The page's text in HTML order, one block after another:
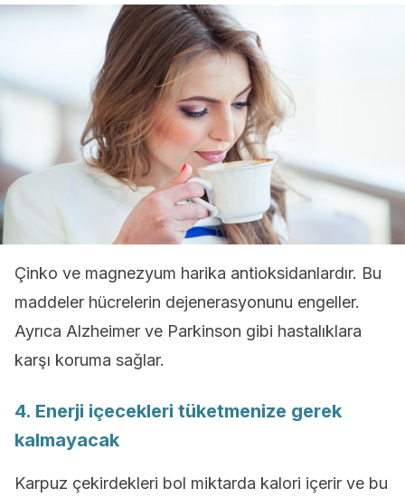
Çinko ve magnezyum harika antioksidanlardır. Bu
maddeler hücrelerin dejenerasyonunu engeller.
Ayrıca Alzheimer ve Parkinson gibi hastalıklara
karşı koruma sağlar.
4. Enerji içecekleri tüketmenize gerek
kalmayacak
Karpuz çekirdekleri bol miktarda kalori içerir ve bu